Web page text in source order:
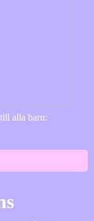
alla barn: